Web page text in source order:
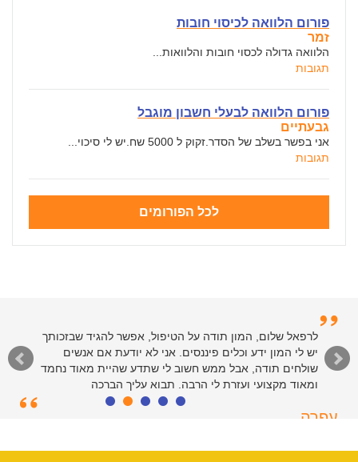
פורום הלוואה לכיסוי חובות
זמר
הלוואה גדולה לכסוי חובות והלוואות...
תגובות
פורום הלוואה לבעלי חשבון מוגבל
גבעתיים
אני בפשר בשלב של הסדר.זקוק ל 5000 שח.יש לי סיכוי...
תגובות
לכל הפורומים
לרפאל שלום, המון תודה על הטיפול, אפשר להגיד שבזכותך
יש לי המון ידע וכלים פיננסים. אני לא יודעת אם אנשים
שולחים תודה, אבל ממש חשוב לי שתדע שהיית מאוד נחמד
ומאוד מקצועי ועזרת לי הרבה. תבוא עליך הברכה
עפרה